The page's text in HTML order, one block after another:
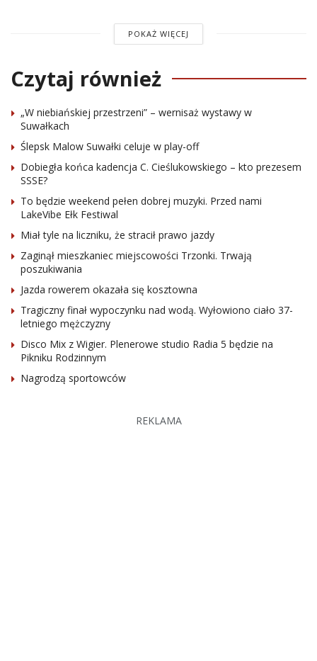
POKAŻ WIĘCEJ
Czytaj również
„W niebiańskiej przestrzeni” – wernisaż wystawy w
Suwałkach
Ślepsk Malow Suwałki celuje w play-off
Dobiegła końca kadencja C. Cieślukowskiego – kto prezesem
SSSE?
To będzie weekend pełen dobrej muzyki. Przed nami
LakeVibe Ełk Festiwal
Miał tyle na liczniku, że stracił prawo jazdy
Zaginął mieszkaniec miejscowości Trzonki. Trwają
poszukiwania
Jazda rowerem okazała się kosztowna
Tragiczny finał wypoczynku nad wodą. Wyłowiono ciało 37-
letniego mężczyzny
Disco Mix z Wigier. Plenerowe studio Radia 5 będzie na
Pikniku Rodzinnym
Nagrodzą sportowców
REKLAMA